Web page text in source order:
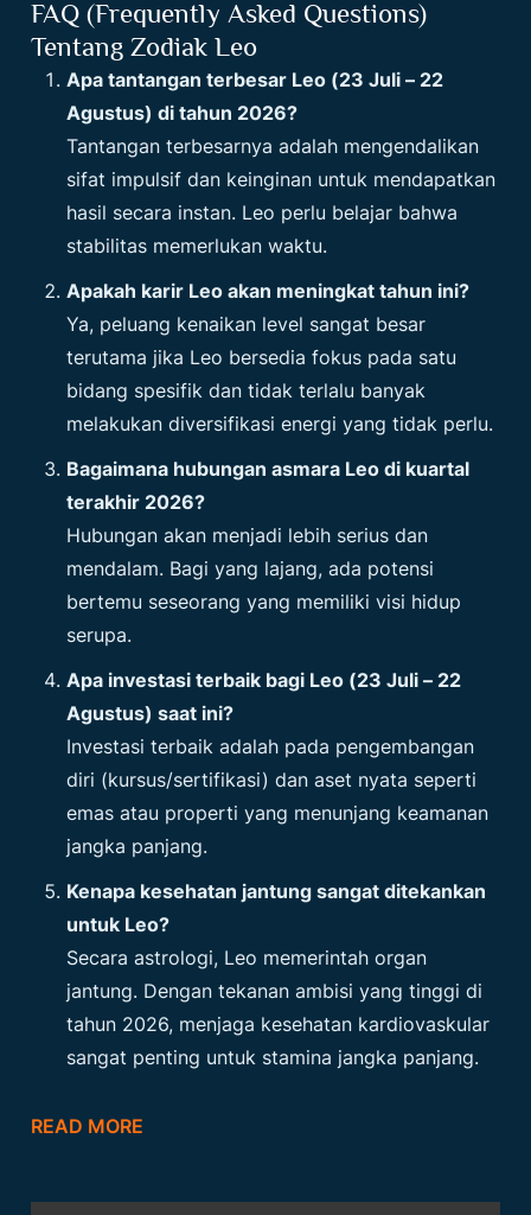
FAQ (Frequently Asked Questions)
Tentang Zodiak Leo
Apa tantangan terbesar Leo (23 Juli – 22
Agustus) di tahun 2026?
Tantangan terbesarnya adalah mengendalikan
sifat impulsif dan keinginan untuk mendapatkan
hasil secara instan. Leo perlu belajar bahwa
stabilitas memerlukan waktu.
Apakah karir Leo akan meningkat tahun ini?
Ya, peluang kenaikan level sangat besar
terutama jika Leo bersedia fokus pada satu
bidang spesifik dan tidak terlalu banyak
melakukan diversifikasi energi yang tidak perlu.
Bagaimana hubungan asmara Leo di kuartal
terakhir 2026?
Hubungan akan menjadi lebih serius dan
mendalam. Bagi yang lajang, ada potensi
bertemu seseorang yang memiliki visi hidup
serupa.
Apa investasi terbaik bagi Leo (23 Juli – 22
Agustus) saat ini?
Investasi terbaik adalah pada pengembangan
diri (kursus/sertifikasi) dan aset nyata seperti
emas atau properti yang menunjang keamanan
jangka panjang.
Kenapa kesehatan jantung sangat ditekankan
untuk Leo?
Secara astrologi, Leo memerintah organ
jantung. Dengan tekanan ambisi yang tinggi di
tahun 2026, menjaga kesehatan kardiovaskular
sangat penting untuk stamina jangka panjang.
READ MORE